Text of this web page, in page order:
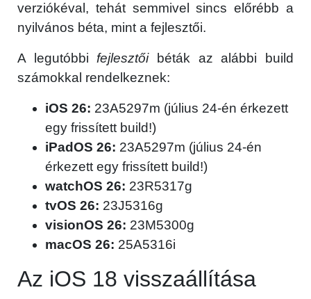
verziókéval, tehát semmivel sincs előrébb a
nyilvános béta, mint a fejlesztői.
A legutóbbi fejlesztőibéták az alábbi build
számokkal rendelkeznek:
iOS 26: 23A5297m (július 24-én érkezett
egy frissített build!)
iPadOS 26: 23A5297m (július 24-én
érkezett egy frissített build!)
watchOS 26: 23R5317g
tvOS 26: 23J5316g
visionOS 26: 23M5300g
macOS 26: 25A5316i
Az iOS 18 visszaállítása